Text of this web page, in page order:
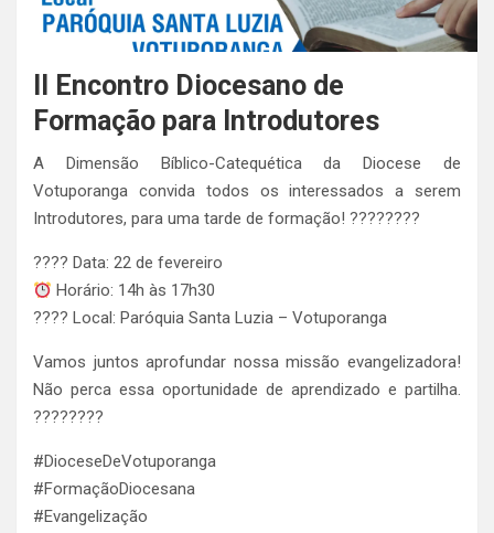
II Encontro Diocesano de
Formação para Introdutores
A Dimensão Bíblico-Catequética da Diocese de
Votuporanga convida todos os interessados a serem
Introdutores, para uma tarde de formação! ????????
???? Data: 22 de fevereiro
Horário: 14h às 17h30
???? Local: Paróquia Santa Luzia – Votuporanga
Vamos juntos aprofundar nossa missão evangelizadora!
Não perca essa oportunidade de aprendizado e partilha.
????????
#DioceseDeVotuporanga
#FormaçãoDiocesana
#Evangelização